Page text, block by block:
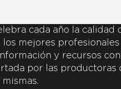
cada año la
los mejores
y recursos
por las
mismas.